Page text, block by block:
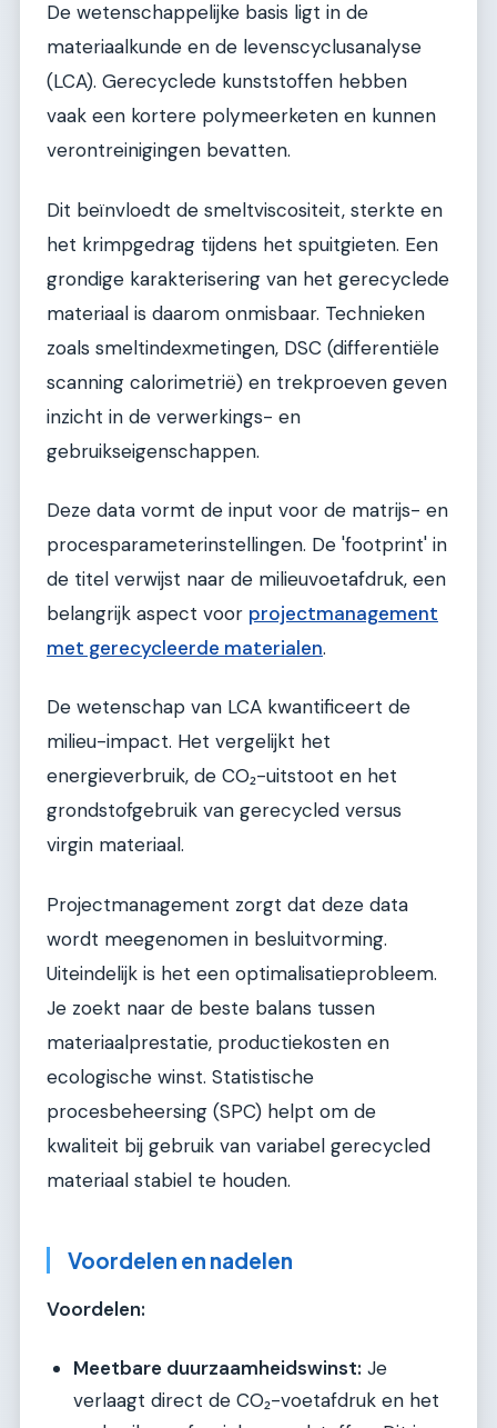
De wetenschappelijke basis ligt in de
materiaalkunde en de levenscyclusanalyse
(LCA). Gerecyclede kunststoffen hebben
vaak een kortere polymeerketen en kunnen
verontreinigingen bevatten.
Dit beïnvloedt de smeltviscositeit, sterkte en
het krimpgedrag tijdens het spuitgieten. Een
grondige karakterisering van het gerecyclede
materiaal is daarom onmisbaar. Technieken
zoals smeltindexmetingen, DSC (differentiële
scanning calorimetrië) en trekproeven geven
inzicht in de verwerkings- en
gebruikseigenschappen.
Deze data vormt de input voor de matrijs- en
procesparameterinstellingen. De 'footprint' in
de titel verwijst naar de milieuvoetafdruk, een
belangrijk aspect voor projectmanagement
met gerecycleerde materialen.
De wetenschap van LCA kwantificeert de
milieu-impact. Het vergelijkt het
energieverbruik, de CO₂-uitstoot en het
grondstofgebruik van gerecycled versus
virgin materiaal.
Projectmanagement zorgt dat deze data
wordt meegenomen in besluitvorming.
Uiteindelijk is het een optimalisatieprobleem.
Je zoekt naar de beste balans tussen
materiaalprestatie, productiekosten en
ecologische winst. Statistische
procesbeheersing (SPC) helpt om de
kwaliteit bij gebruik van variabel gerecycled
materiaal stabiel te houden.
Voordelen en nadelen
Voordelen:
Meetbare duurzaamheidswinst: Je
verlaagt direct de CO₂-voetafdruk en het